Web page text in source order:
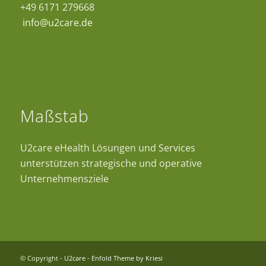
+49 6171 279668
info@u2care.de
Maßstab
U2care eHealth Lösungen und Services
unterstützen strategische und operative
Unternehmensziele
© Copyright - U2care- Enfold Theme by Kriesi